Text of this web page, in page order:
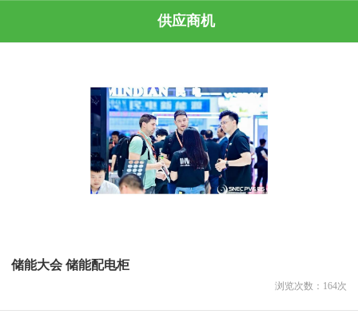
供应商机
储能大会 储能配电柜
浏览次数： 164次